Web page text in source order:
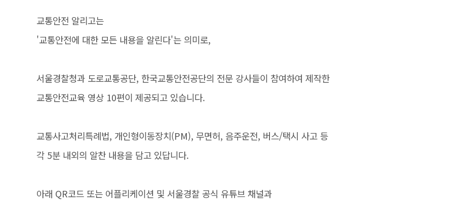
교통안전 알리고는
'교통안전에 대한 모든 내용을 알린다'는 의미로,
서울경찰청과 도로교통공단, 한국교통안전공단의 전문 강사들이 참여하여 제작한
교통안전교육 영상 10편이 제공되고 있습니다.
교통사고처리특례법, 개인형이동장치(PM), 무면허, 음주운전, 버스/택시 사고 등
각 5분 내외의 알찬 내용을 담고 있답니다.
아래 QR코드 또는 어플리케이션 및 서울경찰 공식 유튜브 채널과